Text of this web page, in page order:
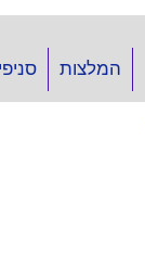
המלצות